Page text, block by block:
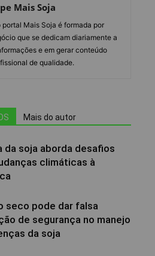
Mais Soja
Mais Soja é formada por
que se dedicam diariamente a
e em gerar conteúdo
de qualidade.
Mais do autor
da soja aborda desafios
climáticas à
seco pode dar falsa
de segurança no manejo
da soja